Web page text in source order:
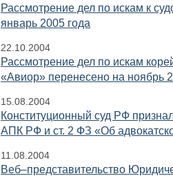
Рассмотрение дел по искам к
январь 2005 года
22.10.2004
Рассмотрение дел по искам
«Авиор» перенесено на ноябрь
15.08.2004
Конституционный суд РФ
АПК РФ и ст. 2 ФЗ «Об
11.08.2004
Веб–представительство